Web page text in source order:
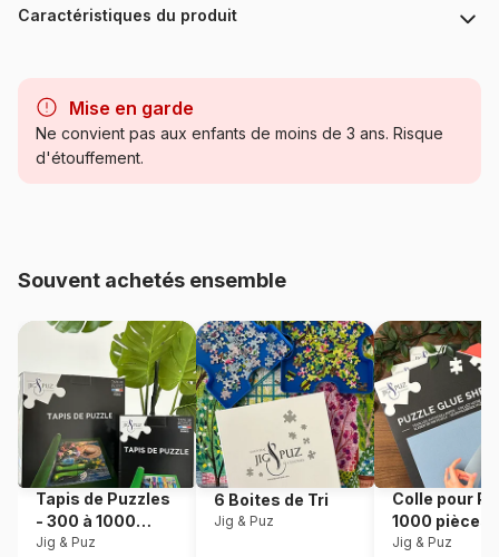
Caractéristiques du produit
Catégorie
Provenance Allemagne
Ravensburger-16701
EAN 4005556167012
Nombre de pièces 2000 pièces
Dimensions 98 x 75 cm
Mise en garde
Ne convient pas aux enfants de moins de 3 ans. Risque
d'étouffement.
Souvent achetés ensemble
Tapis de Puzzles
- 300 à 1000
pièces
Jig & Puz
6 Boites de Tri
Jig & Puz
Colle pour
1000 pièces
Jig & Puz